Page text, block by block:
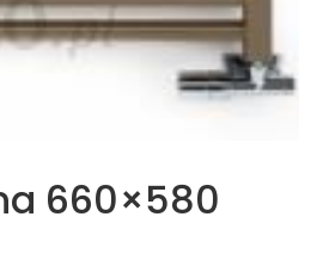
660×580